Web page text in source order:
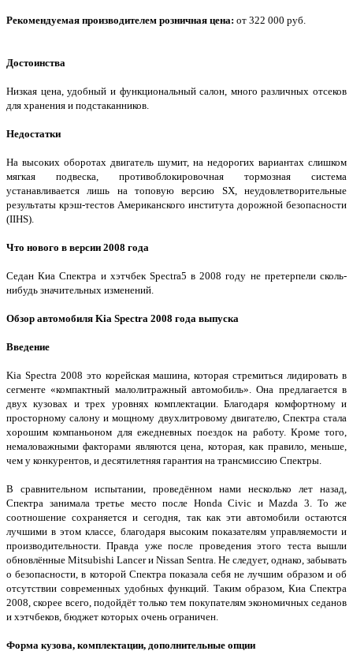
Рекомендуемая производителем розничная цена: от 322 000 руб.
Достоинства
Низкая цена, удобный и функциональный салон, много различных отсеков
для хранения и подстаканников.
Недостатки
На высоких оборотах двигатель шумит, на недорогих вариантах слишком
мягкая подвеска, противоблокировочная тормозная система
устанавливается лишь на топовую версию SX, неудовлетворительные
результаты крэш-тестов Американского института дорожной безопасности
(IIHS).
Что нового в версии 2008 года
Седан Киа Спектра и хэтчбек Spectra5 в 2008 году не претерпели сколь-
нибудь значительных изменений.
Обзор автомобиля Kia Spectra 2008 года выпуска
Введение
Kia Spectra 2008 это корейская машина, которая стремиться лидировать в
сегменте «компактный малолитражный автомобиль». Она предлагается в
двух кузовах и трех уровнях комплектации. Благодаря комфортному и
просторному салону и мощному двухлитровому двигателю, Спектра стала
хорошим компаньоном для ежедневных поездок на работу. Кроме того,
немаловажными факторами являются цена, которая, как правило, меньше,
чем у конкурентов, и десятилетняя гарантия на трансмиссию Спектры.
В сравнительном испытании, проведённом нами несколько лет назад,
Спектра занимала третье место после Honda Civic и Mazda 3. То же
соотношение сохраняется и сегодня, так как эти автомобили остаются
лучшими в этом классе, благодаря высоким показателям управляемости и
производительности. Правда уже после проведения этого теста вышли
обновлённые Mitsubishi Lancer и Nissan Sentra. Не следует, однако, забывать
о безопасности, в которой Спектра показала себя не лучшим образом и об
отсутствии современных удобных функций. Таким образом, Киа Спектра
2008, скорее всего, подойдёт только тем покупателям экономичных седанов
и хэтчбеков, бюджет которых очень ограничен.
Форма кузова, комплектации, дополнительные опции